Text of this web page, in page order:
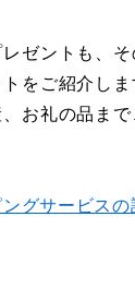
ゼントも、
をご紹介し
お礼の品ま
グサービスの